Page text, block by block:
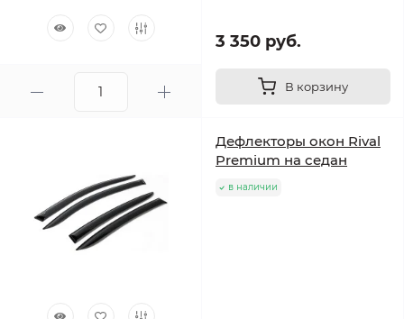
3 350 руб.
В корзину
Дефлекторы окон Rival
Premium на седан
в наличии